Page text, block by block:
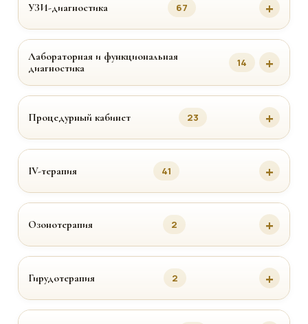
УЗИ-диагностика 67
Лабораторная и функциональная
диагностика
14
Процедурный кабинет 23
IV-терапия 41
Озонотерапия 2
Гирудотерапия 2